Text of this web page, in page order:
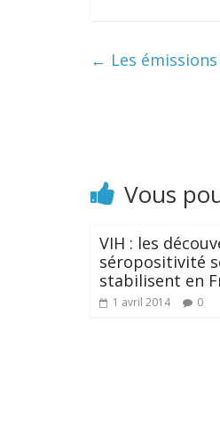
← Les
Vous
VIH : les
séropositivité
stabilisent en
1 avril 2014 0